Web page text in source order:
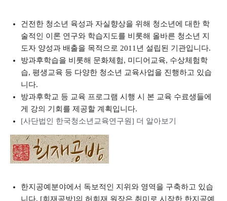
건전한 청소년 육성과 자실향상을 위해 청소년에 대한 학
술적인 이론 연구와 학습지도를 비롯해 올바른 청소년 지
도자 양성과 배출을 목적으로 2011년 설립된 기관입니다.
방과후학습을 비롯해 문화체험, 미디어교육, 수상체험학
습, 평생교육 등 다양한 청소년 교육사업을 진행하고 있습
니다.
방과후학교 등 교육 프로그램 시행 시 본 교육 수료생들에
게 강의 기회를 제공할 계획입니다.
[사단법인 한국청소년교육연구원] 더 알아보기
한지공예분야에서 독보적인 지위와 영역을 구축하고 있습
니다. [희재공방]의 허희재 원장은 취미로 시작한 한지공예